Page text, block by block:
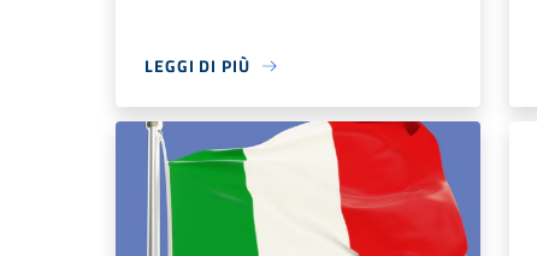
LEGGI DI PIÙ